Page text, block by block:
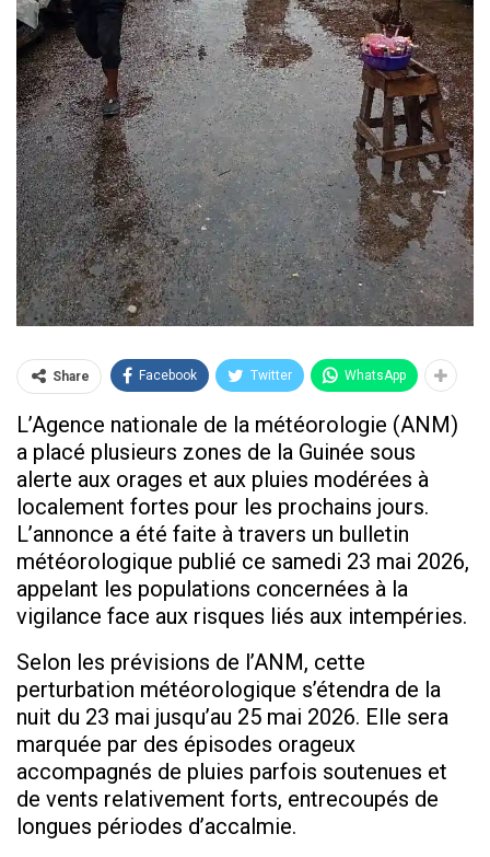
Share Facebook Twitter WhatsApp
L’Agence nationale de la météorologie (ANM)
a placé plusieurs zones de la Guinée sous
alerte aux orages et aux pluies modérées à
localement fortes pour les prochains jours.
L’annonce a été faite à travers un bulletin
météorologique publié ce samedi 23 mai 2026,
appelant les populations concernées à la
vigilance face aux risques liés aux intempéries.
Selon les prévisions de l’ANM, cette
perturbation météorologique s’étendra de la
nuit du 23 mai jusqu’au 25 mai 2026. Elle sera
marquée par des épisodes orageux
accompagnés de pluies parfois soutenues et
de vents relativement forts, entrecoupés de
longues périodes d’accalmie.